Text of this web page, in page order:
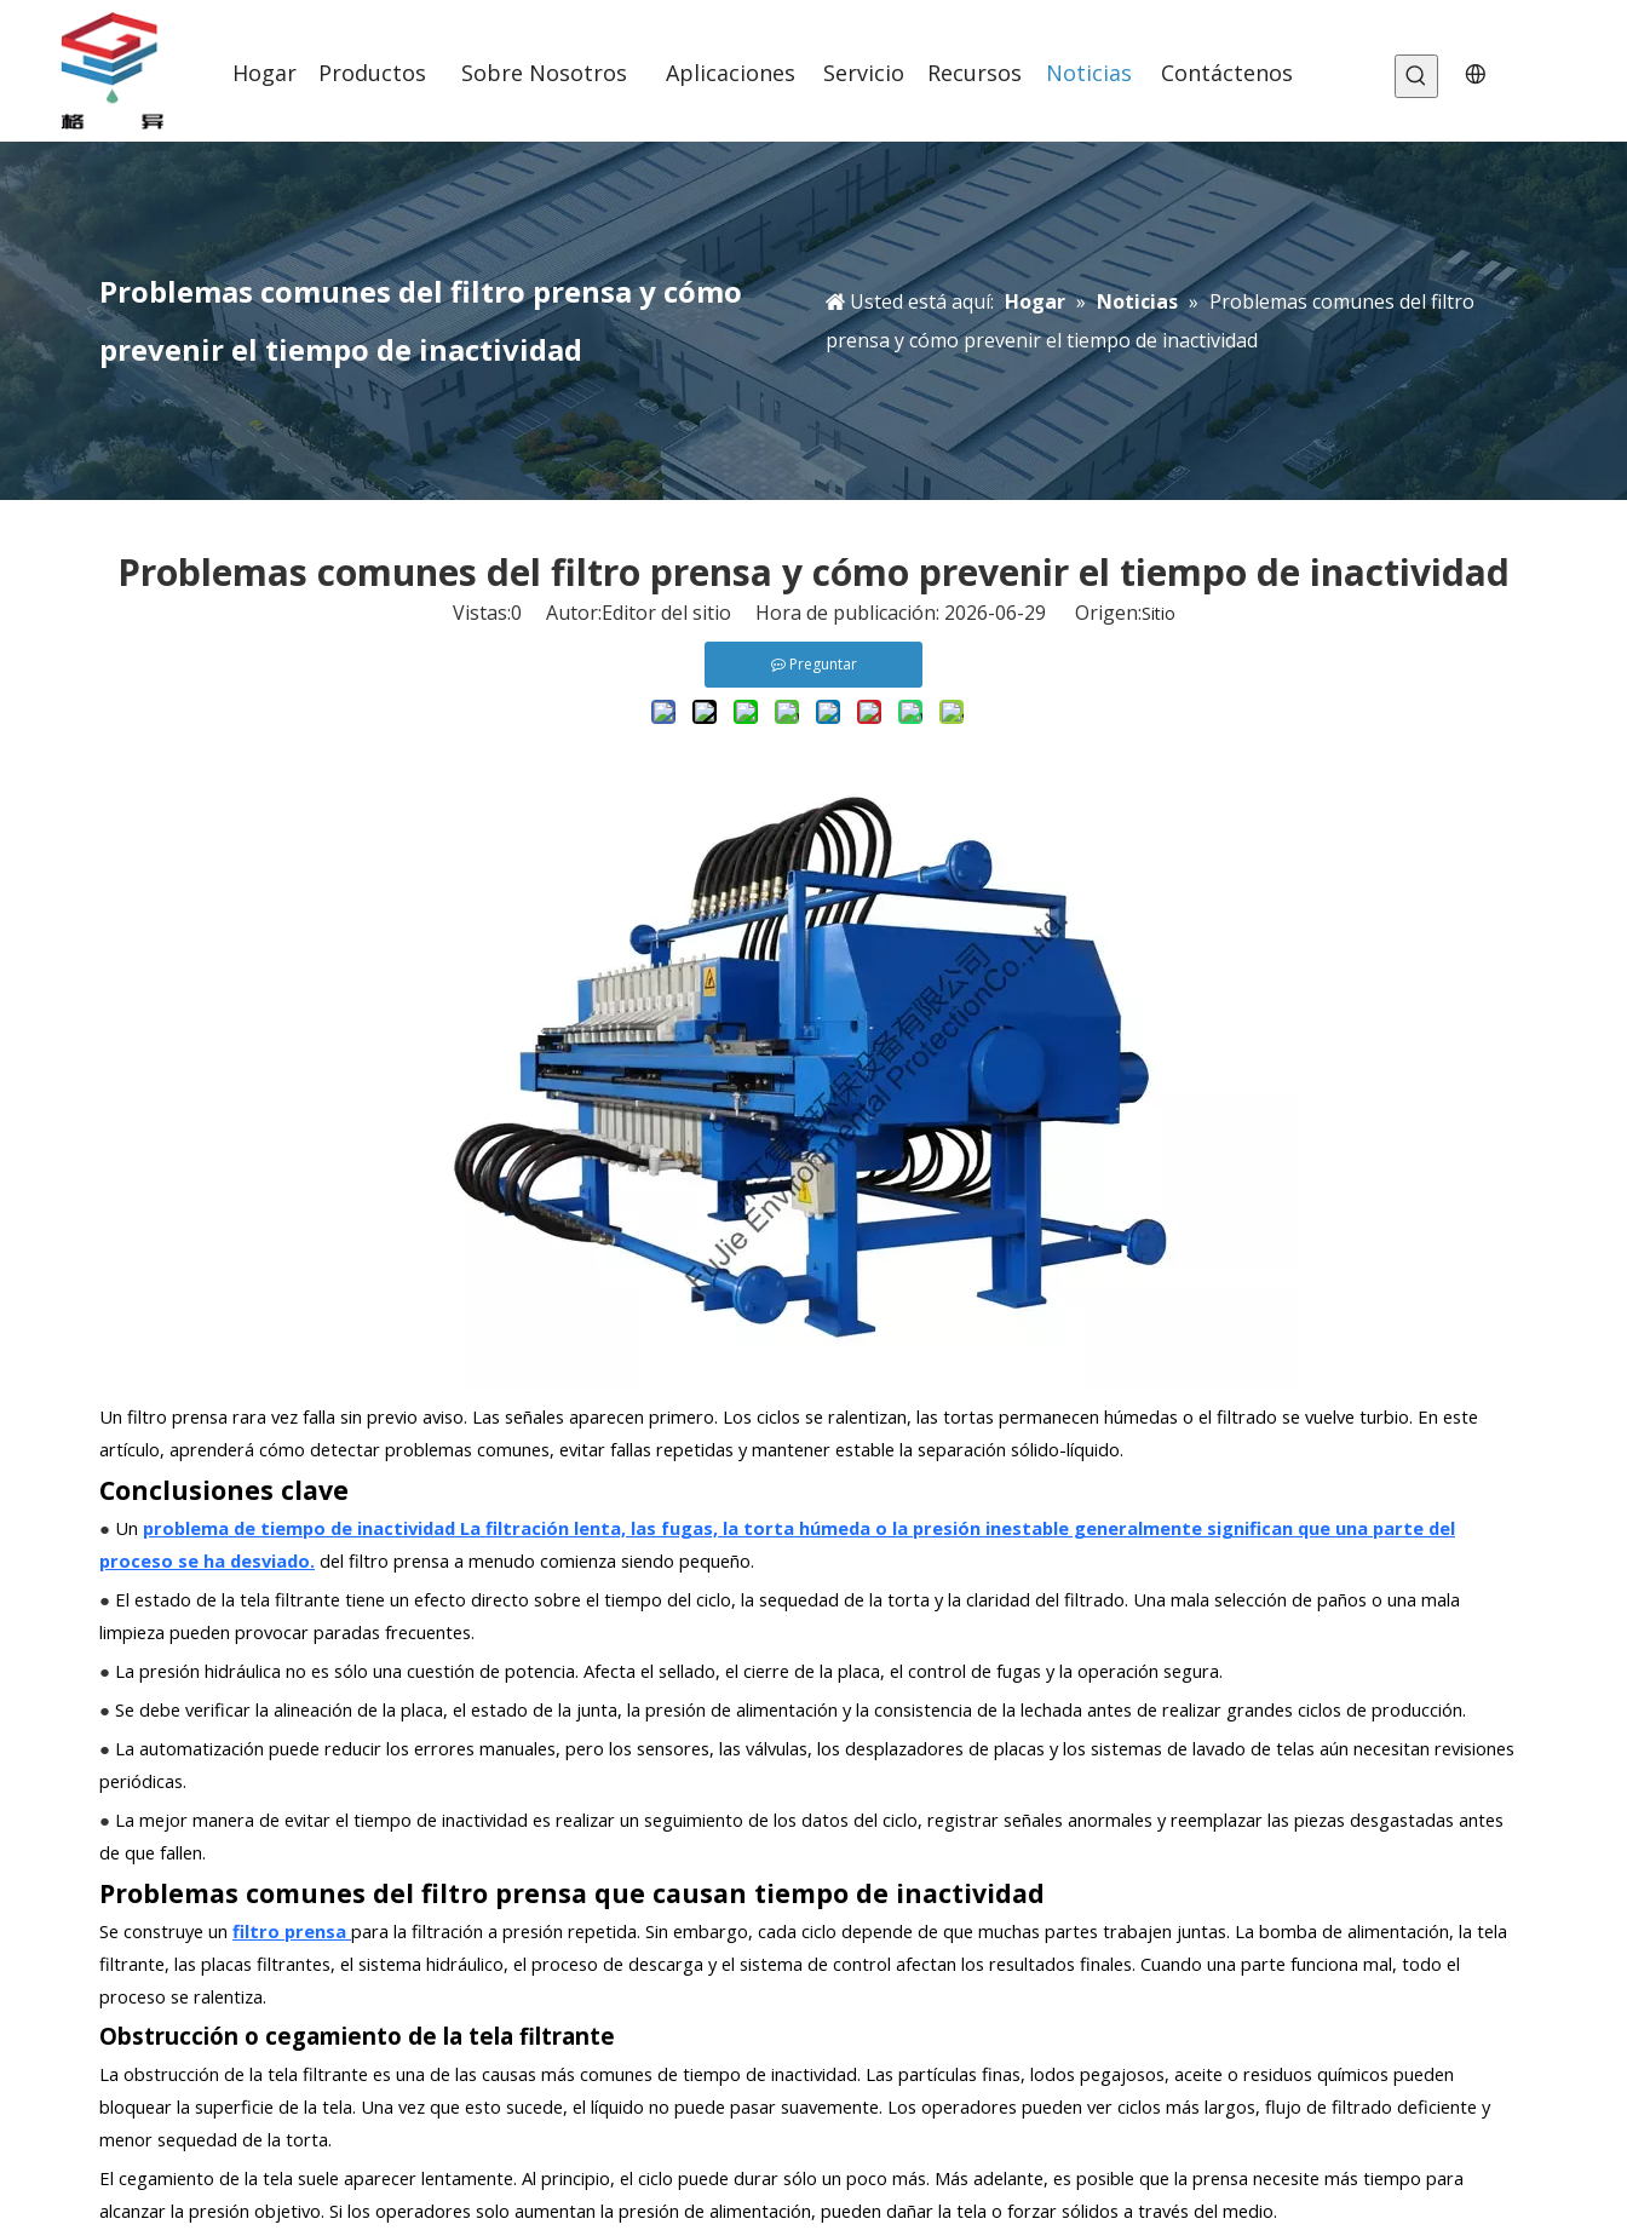
Hogar Productos Sobre Nosotros Aplicaciones Servicio Recursos Noticias Contáctenos
Problemas comunes del filtro prensa y cómo
prevenir el tiempo de inactividad
Usted está aquí: Hogar » Noticias » Problemas comunes del filtro
prensa y cómo prevenir el tiempo de inactividad
Problemas comunes del filtro prensa y cómo prevenir el tiempo de inactividad
Vistas:0 Autor:Editor del sitio Hora de publicación: 2026-06-29 Origen:Sitio
Preguntar
Un filtro prensa rara vez falla sin previo aviso. Las señales aparecen primero. Los ciclos se ralentizan, las tortas permanecen húmedas o el filtrado se vuelve turbio. En este
artículo, aprenderá cómo detectar problemas comunes, evitar fallas repetidas y mantener estable la separación sólido-líquido.
Conclusiones clave
● Un problema de tiempo de inactividad La filtración lenta, las fugas, la torta húmeda o la presión inestable generalmente significan que una parte del
proceso se ha desviado. del filtro prensa a menudo comienza siendo pequeño.
● El estado de la tela filtrante tiene un efecto directo sobre el tiempo del ciclo, la sequedad de la torta y la claridad del filtrado. Una mala selección de paños o una mala
limpieza pueden provocar paradas frecuentes.
● La presión hidráulica no es sólo una cuestión de potencia. Afecta el sellado, el cierre de la placa, el control de fugas y la operación segura.
● Se debe verificar la alineación de la placa, el estado de la junta, la presión de alimentación y la consistencia de la lechada antes de realizar grandes ciclos de producción.
● La automatización puede reducir los errores manuales, pero los sensores, las válvulas, los desplazadores de placas y los sistemas de lavado de telas aún necesitan revisiones
periódicas.
● La mejor manera de evitar el tiempo de inactividad es realizar un seguimiento de los datos del ciclo, registrar señales anormales y reemplazar las piezas desgastadas antes
de que fallen.
Problemas comunes del filtro prensa que causan tiempo de inactividad
Se construye un filtro prensa para la filtración a presión repetida. Sin embargo, cada ciclo depende de que muchas partes trabajen juntas. La bomba de alimentación, la tela
filtrante, las placas filtrantes, el sistema hidráulico, el proceso de descarga y el sistema de control afectan los resultados finales. Cuando una parte funciona mal, todo el
proceso se ralentiza.
Obstrucción o cegamiento de la tela filtrante
La obstrucción de la tela filtrante es una de las causas más comunes de tiempo de inactividad. Las partículas finas, lodos pegajosos, aceite o residuos químicos pueden
bloquear la superficie de la tela. Una vez que esto sucede, el líquido no puede pasar suavemente. Los operadores pueden ver ciclos más largos, flujo de filtrado deficiente y
menor sequedad de la torta.
El cegamiento de la tela suele aparecer lentamente. Al principio, el ciclo puede durar sólo un poco más. Más adelante, es posible que la prensa necesite más tiempo para
alcanzar la presión objetivo. Si los operadores solo aumentan la presión de alimentación, pueden dañar la tela o forzar sólidos a través del medio.